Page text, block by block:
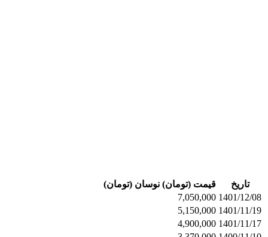
تاریخ قیمت (تومان) نوسان (تومان)
1401/12/08
7,050,000
1401/11/19
5,150,000
1401/11/17
4,900,000